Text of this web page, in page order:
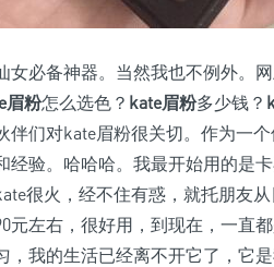
女必备神器。当然我也不例外。
眉粉怎么选色？ kate眉粉多少钱？
伴们对kate眉粉很关切。作为一
经验。哈哈哈。我最开始用的是
很火，经不住有惑，就托朋友
元左右，很好用，到现在，一直
，我的生活已经离不开它了，它